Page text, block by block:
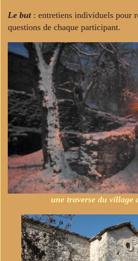
Le but : entretiens individuels pour
questions de chaque participant.
une traverse du village